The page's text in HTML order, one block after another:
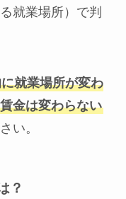
就業場所）で判
就業場所が変わ
金は変わらない
い。
？